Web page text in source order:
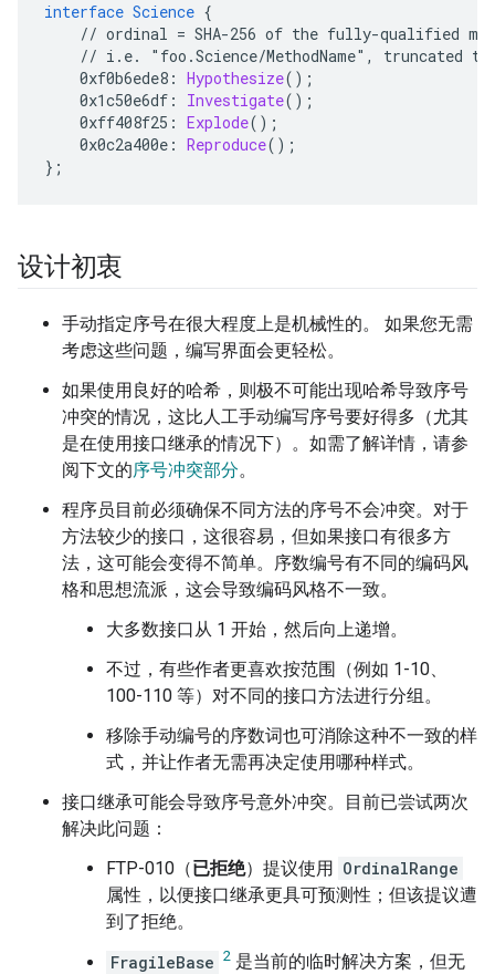
interface Science {
// ordinal = SHA-256 of the fully-qualified
// i.e. "foo.Science/MethodName", truncated to
0xf0b6ede8 : Hypothesize();
0x1c50e6df : Investigate();
0xff408f25 : Explode();
0x0c2a400e : Reproduce();
} ;
设计初衷
手动指定序号在很大程度上是机械性的。 如果您无需
考虑这些问题，编写界面会更轻松。
如果使用良好的哈希，则极不可能出现哈希导致序号
冲突的情况，这比人工手动编写序号要好得多（尤其
是在使用接口继承的情况下）。如需了解详情，请参
阅下文的序号冲突部分。
程序员目前必须确保不同方法的序号不会冲突。对于
方法较少的接口，这很容易，但如果接口有很多方
法，这可能会变得不简单。序数编号有不同的编码风
格和思想流派，这会导致编码风格不一致。
大多数接口从 1 开始，然后向上递增。
不过，有些作者更喜欢按范围（例如 1-10、
100-110 等）对不同的接口方法进行分组。
移除手动编号的序数词也可消除这种不一致的样
式，并让作者无需再决定使用哪种样式。
接口继承可能会导致序号意外冲突。目前已尝试两次
解决此问题：
FTP-010（已拒绝）提议使用
OrdinalRange
属性，以便接口继承更具可预测性；但该提议遭
到了拒绝。
FragileBase 2 是当前的临时解决方案，但无